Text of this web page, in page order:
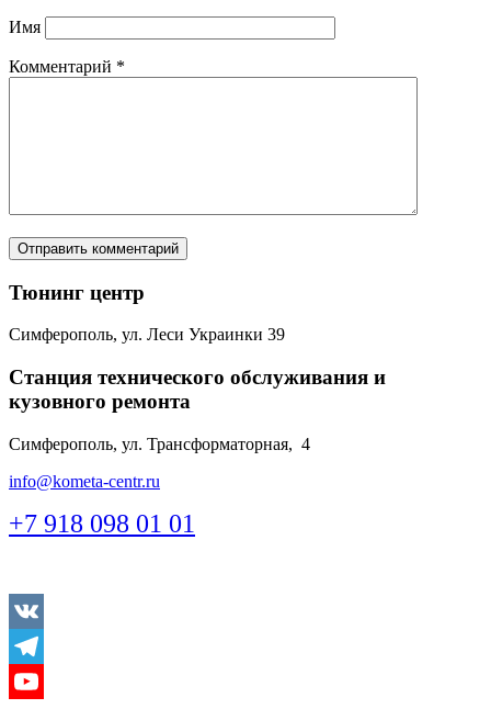
Имя
Комментарий *
Тюнинг центр
Симферополь, ул. Леси Украинки 39
Станция технического обслуживания и
кузовного ремонта
Симферополь, ул. Трансформаторная, 4
info@kometa-centr.ru
+7 918 098 01 01
Vkontakte
Telegram